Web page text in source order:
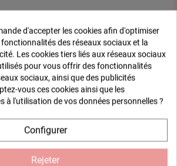
petit cadre photo unique en
images avec nos cadres à peindre et
envies ! L'avantage de ces supports en
et qu'il sont parfaits à décorer et poser sur
ondulés peut être recouvert de peinture
décoratifs ou de mosaïques.
ou le suspendre.
d'accepter les cookies afin d'optimiser
des réseaux sociaux et la
Les cookies tiers liés aux réseaux sociaux
pour vous offrir des fonctionnalités
sociaux, ainsi que des publicités
vous ces cookies ainsi que les
à l'utilisation de vos données personnelles ?
Configurer
Rejeter